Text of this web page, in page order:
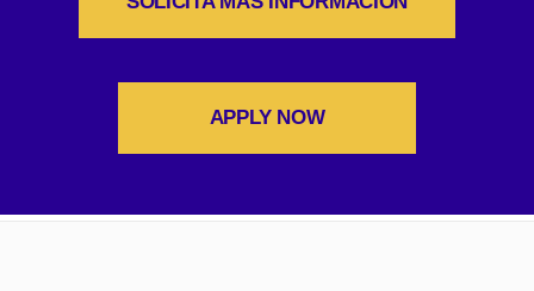
APPLY NOW